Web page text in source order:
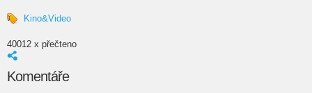
Kino&Video
40012 x přečteno
Komentáře